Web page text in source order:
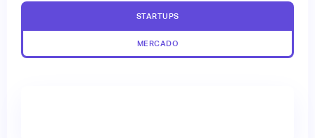
STARTUPS
MERCADO